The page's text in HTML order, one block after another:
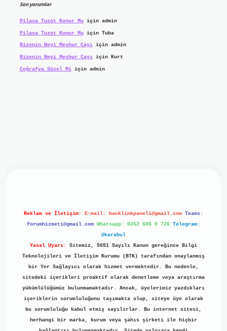
Son yorumlar
Pilava Tuzot Konur Muiçin admin
Pilava Tuzot Konur Muiçin Tuba
Rizenin Neyi Meşhur Çayıiçin admin
Rizenin Neyi Meşhur Çayıiçin Kurt
Coğrafya Sözel Miiçin admin
Reklam ve İletişim: E-mail: backlinkpaneli@gmail.com Teams:
forumhizmeti@gmail.com Whatsapp: 0262 606 0 726 Telegram:
@karabul
Yasal Uyarı:
Sitemiz, 5651 Sayılı Kanun gereğince Bilgi
Teknolojileri ve İletişim Kurumu (BTK) tarafından onaylanmış
bir Yer Sağlayıcı olarak hizmet vermektedir. Bu nedenle,
sitedeki içerikleri proaktif olarak denetleme veya araştırma
yükümlülüğümüz bulunmamaktadır. Ancak, üyelerimiz yazdıkları
içeriklerin sorumluluğunu taşımakta olup, siteye üye olarak
bu sorumluluğu kabul etmiş sayılırlar. Bu internet sitesi,
herhangi bir marka, kurum veya şahıs şirketi ile hiçbir